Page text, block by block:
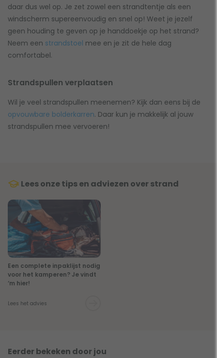
daar dus wel op. Je zet zowel een strandtentje als een
windscherm supereenvoudig en snel op! Weet je jezelf
geen houding te geven op je handdoekje op het strand?
Neem een strandstoel mee en je zit de hele dag
comfortabel.
Strandspullen verplaatsen
Wil je veel strandspullen meenemen? Kijk dan eens bij de
opvouwbare bolderkarren. Daar kun je makkelijk al jouw
strandspullen mee vervoeren!
Lees onze tips en adviezen over strand
Een complete inpaklijst nodig
voor het kamperen? Je vindt
‘m hier!
Lees het advies
Eerder bekeken door jou